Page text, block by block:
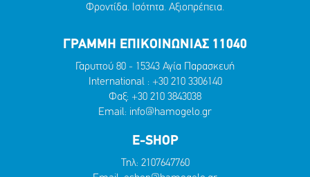
Φροντίδα. Ισότητα. Αξιοπρέπεια.
ΓΡΑΜΜΗ ΕΠΙΚΟΙΝΩΝΙΑΣ 11040
Γαρυττού 80 - 15343 Αγία Παρασκευή
International : +30 210 3306140
Φαξ: +30 210 3843038
Email: info@hamogelo.gr
E-SHOP
Τηλ: 2107647760